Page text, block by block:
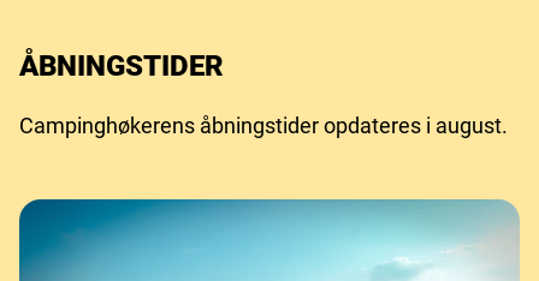
ÅBNINGSTIDER
Campinghøkerens åbningstider opdateres i august.